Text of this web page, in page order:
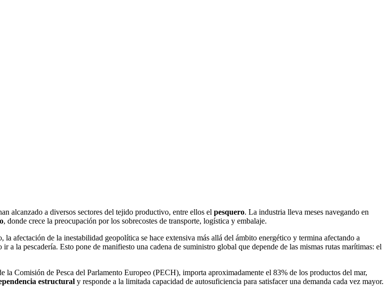
alcanzado a diversos sectores del tejido productivo, entre ellos el pesquero. La industria lleva meses navegando en
, donde crece la preocupación por los sobrecostes de transporte, logística y embalaje.
afectación de la inestabilidad geopolítica se hace extensiva más allá del ámbito energético y termina afectando a
a la pescadería. Esto pone de manifiesto una cadena de suministro global que depende de las mismas rutas marítimas: el
Comisión de Pesca del Parlamento Europeo (PECH), importa aproximadamente el 83% de los productos del mar,
estructural y responde a la limitada capacidad de autosuficiencia para satisfacer una demanda cada vez mayor.